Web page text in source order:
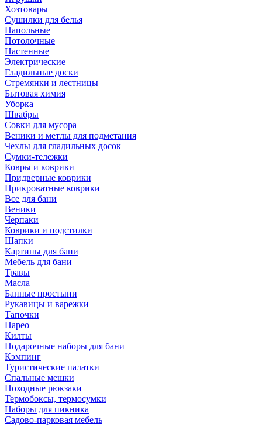
Хозтовары
Сушилки для белья
Напольные
Потолочные
Настенные
Электрические
Гладильные доски
Стремянки и лестницы
Бытовая химия
Уборка
Швабры
Совки для мусора
Веники и метлы для подметания
Чехлы для гладильных досок
Сумки-тележки
Ковры и коврики
Придверные коврики
Прикроватные коврики
Все для бани
Веники
Черпаки
Коврики и подстилки
Шапки
Картины для бани
Мебель для бани
Травы
Масла
Банные простыни
Рукавицы и варежки
Тапочки
Парео
Килты
Подарочные наборы для бани
Кэмпинг
Туристические палатки
Спальные мешки
Походные рюкзаки
Термобоксы, термосумки
Наборы для пикника
Садово-парковая мебель